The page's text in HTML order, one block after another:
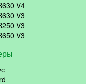
V4
V3
V3
V3